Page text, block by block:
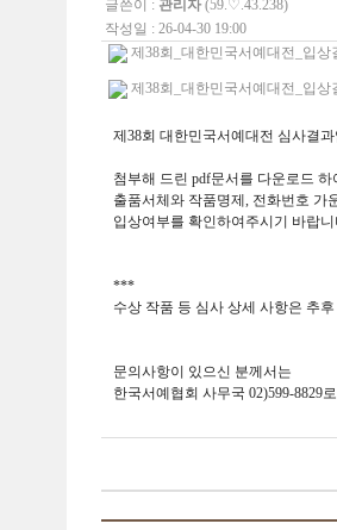
글쓴이 : 관리자 (59.♡.43.238)
작성일 : 26-04-30 19:00
제38회_대한민국서예대전_입상
제38회_대한민국서예대전_입
제38회 대한민국서예대전 심사결
첨부해 드린 pdf문서를 다운로드 하
출품서체와 작품명제, 전화번호 가
입상여부를 확인하여주시기 바랍니
***
수상 작품 등 심사 상세 사항은 추
문의사항이 있으신 분께서는
한국서예협회 사무국 02)599-8829